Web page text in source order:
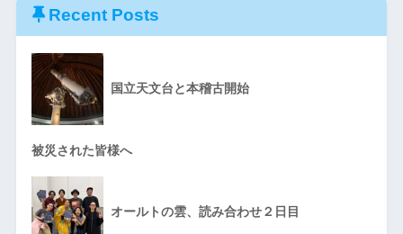
Recent Posts
国立天文台と本稽古開始
被災された皆様へ
オールトの雲、読み合わせ２日目